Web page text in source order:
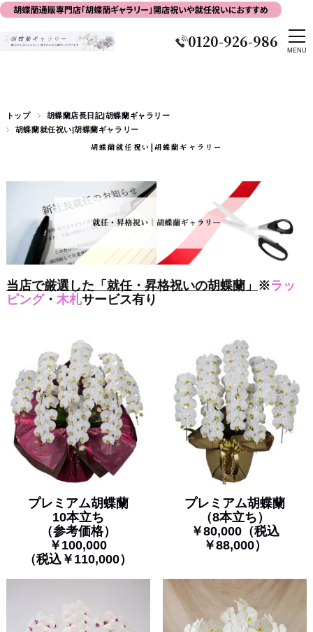
0120-926-986
トップ
胡蝶蘭店長日記|胡蝶蘭ギャラリー
胡蝶蘭就任祝い|胡蝶蘭ギャラリー
胡蝶蘭就任祝い|胡蝶蘭ギャラリー
当店で厳選した「就任・昇格祝いの胡蝶蘭」 ※ラッ
ピング・ 木札サービス有り
プレミアム胡蝶蘭
10本立ち
（参考価格）
￥100,000
（税込￥110,000）
プレミアム胡蝶蘭
（8本立ち）
￥80,000（税込
￥88,000）